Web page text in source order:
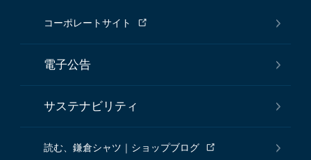
コーポレートサイト
電子公告
サステナビリティ
読む、鎌倉シャツ｜ショップブログ